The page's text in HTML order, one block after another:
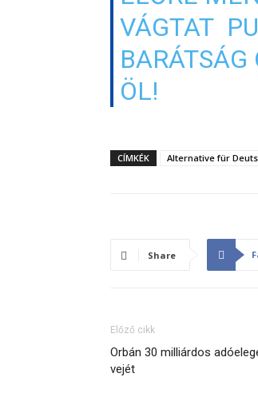
VÁGTAT
ÖL!
CÍMKÉK Alternative für
Share
Előző cikk
Orbán 30 milliárdos
vejét